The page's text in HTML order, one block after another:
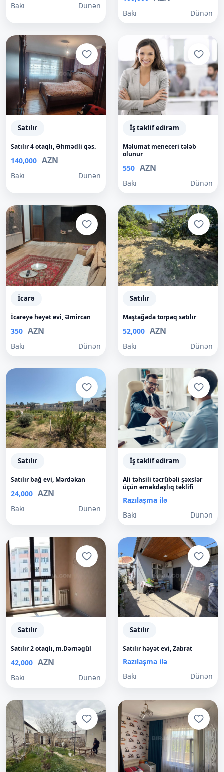
Bakı Dünən
Bakı Dünən
Satılır
Satılır 4 otaqlı, Əhmədli qəs.
140,000 AZN
Bakı Dünən
İş təklif edirəm
Məlumat meneceri tələb
olunur
550 AZN
Bakı Dünən
İcarə
İcarəyə həyət evi, Əmircan
350 AZN
Bakı Dünən
Satılır
Maştağada torpaq satılır
52,000 AZN
Bakı Dünən
Satılır
Satılır bağ evi, Mərdəkan
24,000 AZN
Bakı Dünən
İş təklif edirəm
Ali təhsili təcrübəli şəxslər
üçün əməkdaşlıq təklifi
Razılaşma ilə
Bakı
Dünən
Satılır
Satılır 2 otaqlı, m.Dərnəgül
42,000 AZN
Bakı Dünən
Satılır
Satılır həyət evi, Zabrat
Razılaşma ilə
Bakı
Dünən